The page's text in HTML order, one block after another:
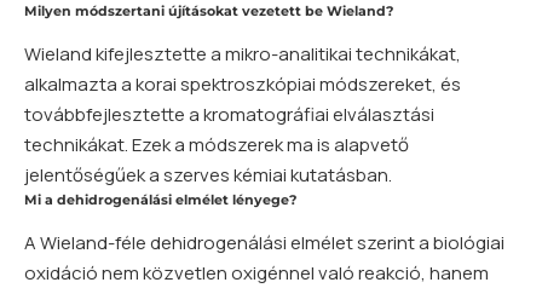
Milyen módszertani újításokat vezetett be Wieland?
Wieland kifejlesztette a mikro-analitikai technikákat,
alkalmazta a korai spektroszkópiai módszereket, és
továbbfejlesztette a kromatográfiai elválasztási
technikákat. Ezek a módszerek ma is alapvető
jelentőségűek a szerves kémiai kutatásban.
Mi a dehidrogenálási elmélet lényege?
A Wieland-féle dehidrogenálási elmélet szerint a biológiai
oxidáció nem közvetlen oxigénnel való reakció, hanem